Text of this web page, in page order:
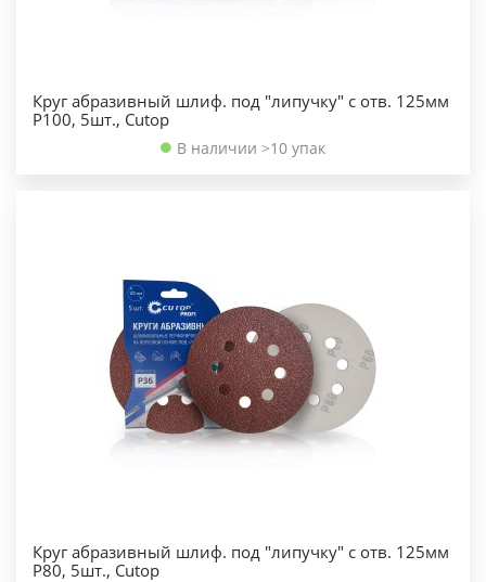
Круг абразивный шлиф. под "липучку" с отв. 125мм
Р100, 5шт., Cutop
В наличии >10 упак
Круг абразивный шлиф. под "липучку" с отв. 125мм
Р80, 5шт., Cutop